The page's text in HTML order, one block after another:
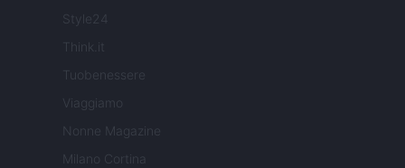
Style24
Think.it
Tuobenessere
Viaggiamo
Nonne Magazine
Milano Cortina